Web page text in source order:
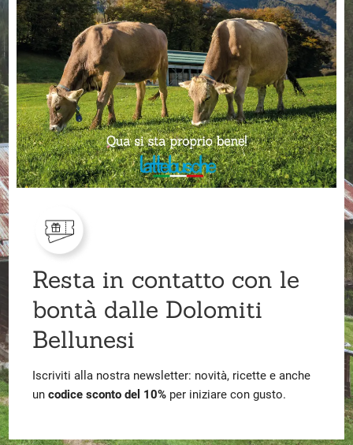
Resta in contatto con le
bontà dalle Dolomiti
Bellunesi
Iscriviti alla nostra newsletter: novità, ricette e anche
uncodice sconto del 10% per iniziare con gusto.